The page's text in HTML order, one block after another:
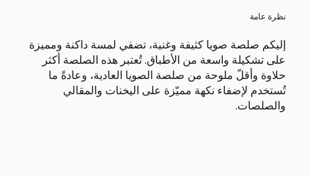
نظرة عامة
إليكم صلصة صويا كثيفة وغنية، تضفي لمسة داكنة ومميزة
على تشكيلة واسعة من الأطباق. تُعتبر هذه الصلصة أكثر
حلاوة وأقلّ ملوحة من صلصة الصويا العادية، وعادةً ما
تُستخدم لإضفاء نكهة مميّزة على اليخنات والمقالي
والصلصات.